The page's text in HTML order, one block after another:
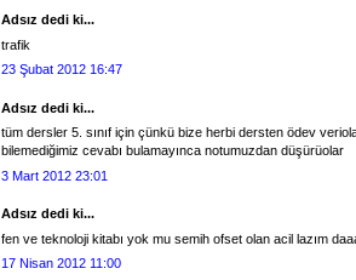
Adsız dedi ki...
trafik
23 Şubat 2012 16:47
Adsız dedi ki...
tüm dersler 5. sınıf için çünkü bize herbi dersten ödev
bilemediğimiz cevabı bulamayınca notumuzdan düşürüolar
3 Mart 2012 23:01
Adsız dedi ki...
fen ve teknoloji kitabı yok mu semih ofset olan acil lazım
17 Nisan 2012 11:00